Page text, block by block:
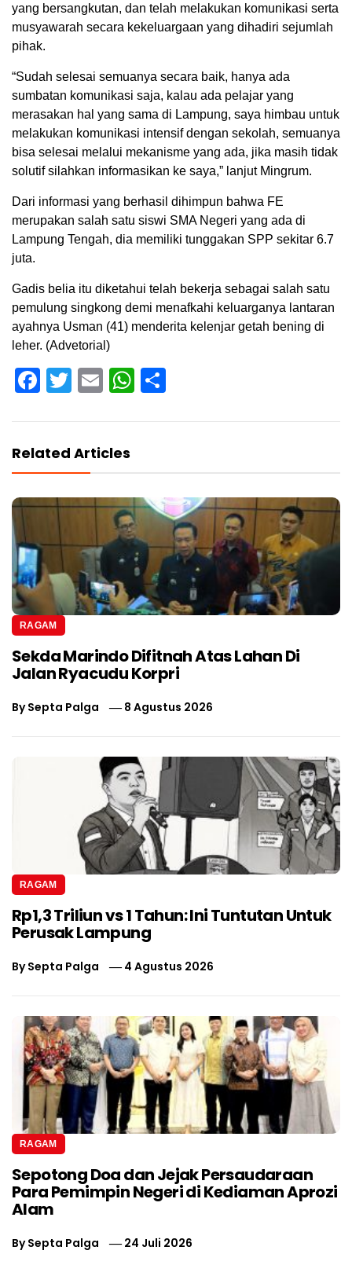
yang bersangkutan, dan telah melakukan komunikasi serta
musyawarah secara kekeluargaan yang dihadiri sejumlah
pihak.
“Sudah selesai semuanya secara baik, hanya ada
sumbatan komunikasi saja, kalau ada pelajar yang
merasakan hal yang sama di Lampung, saya himbau untuk
melakukan komunikasi intensif dengan sekolah, semuanya
bisa selesai melalui mekanisme yang ada, jika masih tidak
solutif silahkan informasikan ke saya,” lanjut Mingrum.
Dari informasi yang berhasil dihimpun bahwa FE
merupakan salah satu siswi SMA Negeri yang ada di
Lampung Tengah, dia memiliki tunggakan SPP sekitar 6.7
juta.
Gadis belia itu diketahui telah bekerja sebagai salah satu
pemulung singkong demi menafkahi keluarganya lantaran
ayahnya Usman (41) menderita kelenjar getah bening di
leher. (Advetorial)
Facebook
Twitter
EmailWhatsApp
Related Articles
RAGAM
Sekda Marindo Difitnah Atas Lahan Di
Jalan Ryacudu Korpri
BySepta Palga 8 Agustus 2026
RAGAM
Rp1,3 Triliun vs 1 Tahun: Ini Tuntutan Untuk
Perusak Lampung
BySepta Palga 4 Agustus 2026
RAGAM
Sepotong Doa dan Jejak Persaudaraan
Para Pemimpin Negeri di Kediaman Aprozi
Alam
BySepta Palga 24 Juli 2026